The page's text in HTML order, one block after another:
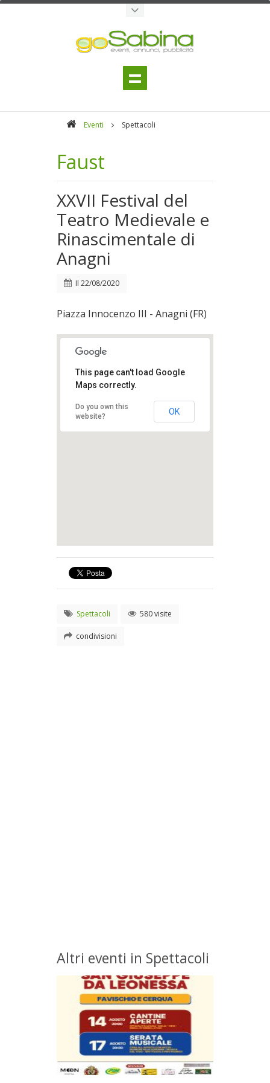
Eventi Spettacoli
Faust
XXVII Festival del
Teatro Medievale e
Rinascimentale di
Anagni
Il 22/08/2020
Piazza Innocenzo III - Anagni (FR)
This page can't load Google
Maps correctly.
Do you own this
website?
OK
Spettacoli 580 visite
condivisioni
Altri eventi in Spettacoli